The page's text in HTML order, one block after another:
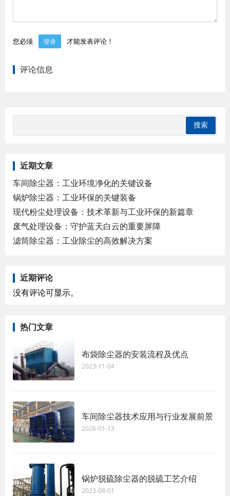
您必须 登录 才能发表评论！
评论信息
近期文章
车间除尘器：工业环境净化的关键设备
锅炉除尘器：工业环保的关键装备
现代粉尘处理设备：技术革新与工业环保的新篇章
废气处理设备：守护蓝天白云的重要屏障
滤筒除尘器：工业除尘的高效解决方案
近期评论
没有评论可显示。
热门文章
布袋除尘器的安装流程及优点
2023-11-04
车间除尘器技术应用与行业发展前景
2026-01-13
锅炉脱硫除尘器的脱硫工艺介绍
2023-08-01